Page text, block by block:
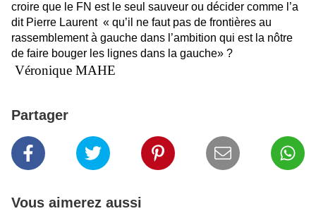
croire que le FN est le seul sauveur ou décider comme l’a
dit Pierre Laurent « qu’il ne faut pas de frontières au
rassemblement à gauche dans l’ambition qui est la nôtre
de faire bouger les lignes dans la gauche» ?
Véronique MAHE
Partager
Vous aimerez aussi